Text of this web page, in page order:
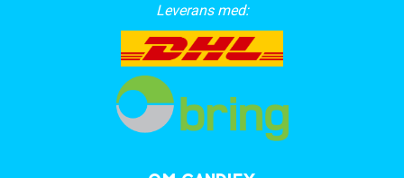
Leverans med: